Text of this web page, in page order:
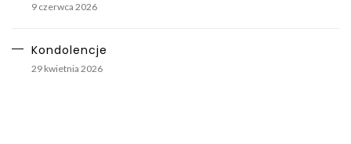
9 czerwca 2026
Kondolencje
29 kwietnia 2026